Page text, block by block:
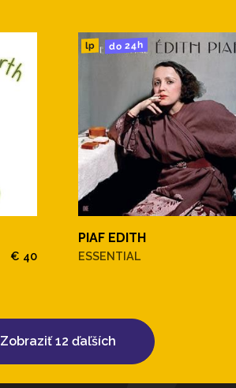
€ 40
lp do 24h
PIAF EDITH
ESSENTIAL
Zobraziť 12 ďaľších